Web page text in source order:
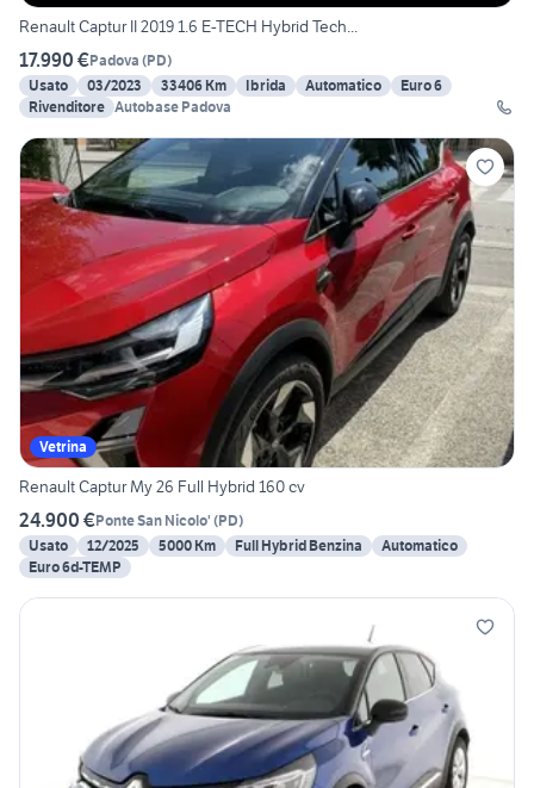
Renault Captur II 2019 1.6 E-TECH Hybrid Tech...
17.990 €Padova (PD)
Usato
03/2023 33406 Km Ibrida Automatico
Euro 6
Rivenditore Autobase Padova
Vetrina
Renault Captur My 26 Full Hybrid 160 cv
24.900 €Ponte San Nicolo' (PD)
Usato
12/2025 5000 Km Full Hybrid Benzina
Automatico
Euro 6d-TEMP